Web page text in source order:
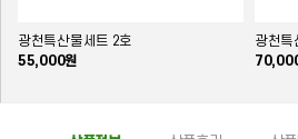
광천특산물세트 2호
55,000원
광천특